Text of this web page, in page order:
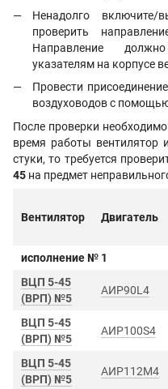
Ненадолго включите/
проверить
Направление
указателям на корпусе
Провести
воздуховодов с
После проверки
время работы вентилятор
стуки, то требуется
45 на предмет
Вентилятор Двигатель
исполнение № 1
ВЦП 5-45
(ВРП) №5
АИР90L4
ВЦП 5-45
(ВРП) №5
АИР100S4
ВЦП 5-45
(ВРП) №5
АИР112М4